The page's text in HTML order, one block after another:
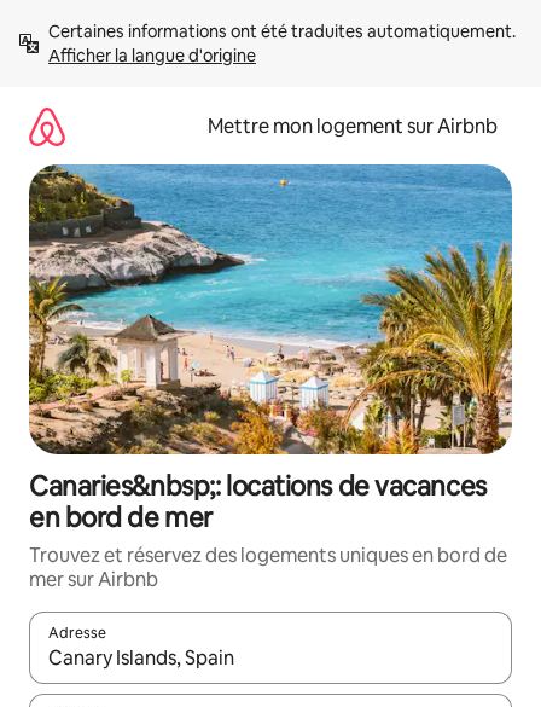
directement
Afficher la langue d'origine
Mettre mon logement sur Airbnb
Canaries&nbsp;: locations de vacances
en bord de mer
Trouvez et réservez des logements uniques en bord de
mer sur Airbnb
Adresse
Lorsque les résultats s'affichent, utilisez les flèches vers le